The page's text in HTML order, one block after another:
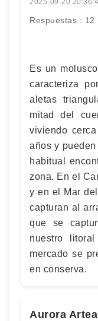
2025-09-20
Respuestas : 12
Es un
caracteriza
aletas
mitad del
viviendo
años y
habitual
zona. En el
y en el Mar
capturan al
que se
nuestro
mercado se
en conserva.
Aurora